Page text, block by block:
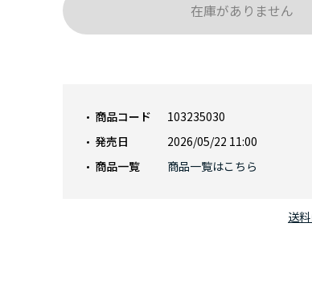
商品コード
103235030
発売日
2026/05/22 11:00
商品一覧
商品一覧はこちら
送
在庫がありません